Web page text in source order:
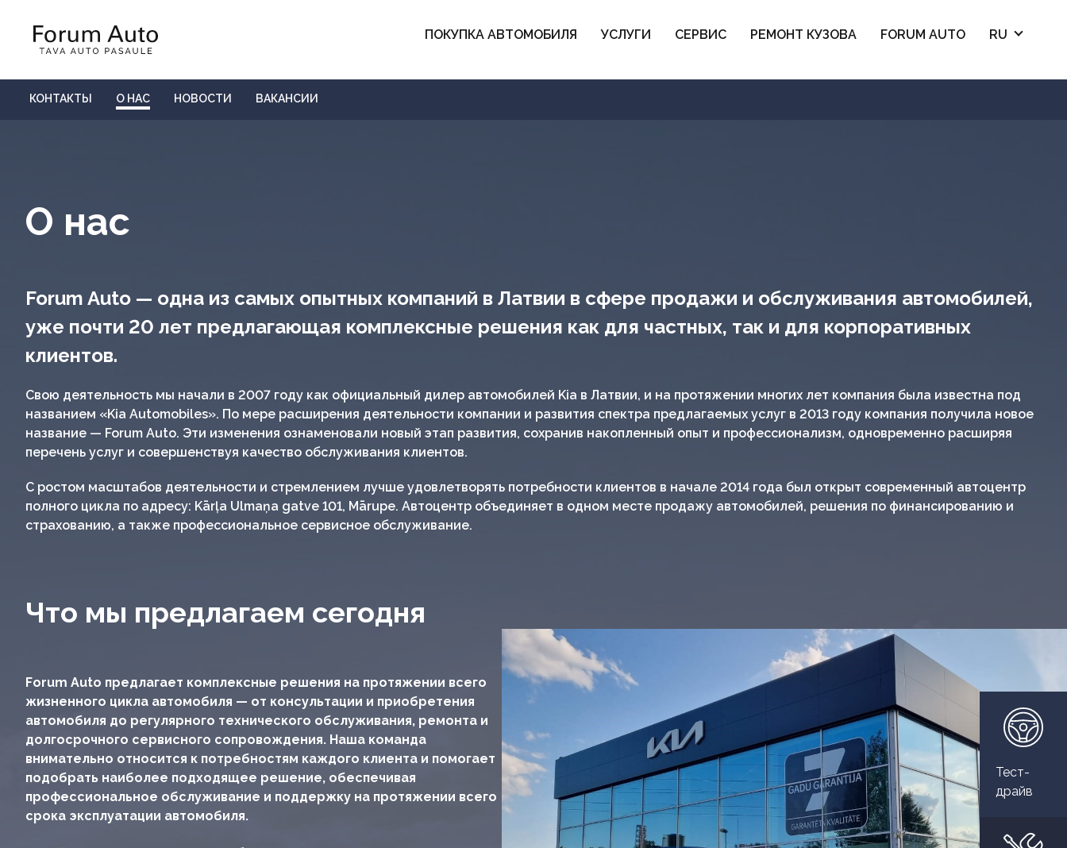
ПОКУПКА АВТОМОБИЛЯ УСЛУГИ СЕРВИС РЕМОНТ КУЗОВА FORUM AUTO RU
КОНТАКТЫ О НАС НОВОСТИ ВАКАНСИИ
О нас
Forum Auto — одна из самых опытных компаний в Латвии в сфере продажи и обслуживания автомобилей,
уже почти 20 лет предлагающая комплексные решения как для частных, так и для корпоративных
клиентов.
Свою деятельность мы начали в 2007 году как официальный дилер автомобилей Kia в Латвии, и на протяжении многих лет компания была известна под
названием «Kia Automobiles». По мере расширения деятельности компании и развития спектра предлагаемых услуг в 2013 году компания получила новое
название — Forum Auto. Эти изменения ознаменовали новый этап развития, сохранив накопленный опыт и профессионализм, одновременно расширяя
перечень услуг и совершенствуя качество обслуживания клиентов.
С ростом масштабов деятельности и стремлением лучше удовлетворять потребности клиентов в начале 2014 года был открыт современный автоцентр
полного цикла по адресу: Kārļa Ulmaņa gatve 101, Mārupe. Автоцентр объединяет в одном месте продажу автомобилей, решения по финансированию и
страхованию, а также профессиональное сервисное обслуживание.
Что мы предлагаем сегодня
Forum Auto предлагает комплексные решения на протяжении всего
жизненного цикла автомобиля — от консультации и приобретения
автомобиля до регулярного технического обслуживания, ремонта и
долгосрочного сервисного сопровождения. Наша команда
внимательно относится к потребностям каждого клиента и помогает
подобрать наиболее подходящее решение, обеспечивая
профессиональное обслуживание и поддержку на протяжении всего
срока эксплуатации автомобиля.